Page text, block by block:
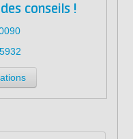
conseils !